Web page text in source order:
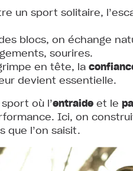
un sport solitaire,
blocs, on échange
sourires.
en tête, la
devient essentielle.
où l’entraide et le
Ici, on
que l’on saisit.